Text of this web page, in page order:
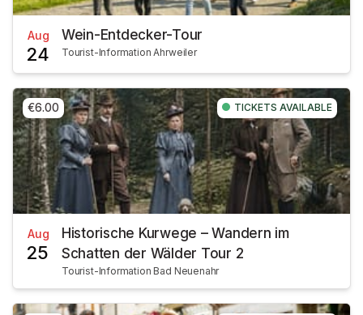
Aug
24
Wein-Entdecker-Tour
Tourist-Information Ahrweiler
€6.00 TICKETS AVAILABLE
Aug
25
Historische Kurwege – Wandern im
Schatten der Wälder Tour 2
Tourist-Information Bad Neuenahr